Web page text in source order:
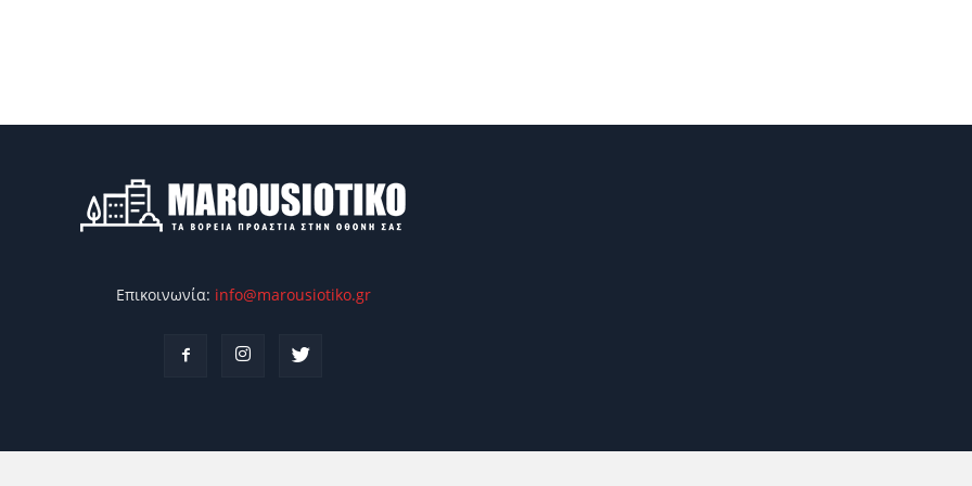
Επικοινωνία: info@marousiotiko.gr